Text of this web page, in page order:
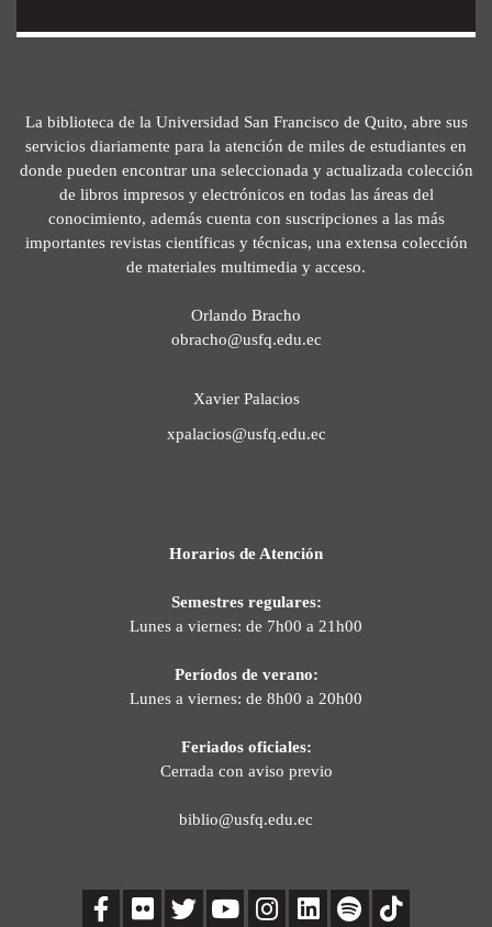
La biblioteca de la Universidad San Francisco de Quito, abre sus
servicios diariamente para la atención de miles de estudiantes en
donde pueden encontrar una seleccionada y actualizada colección
de libros impresos y electrónicos en todas las áreas del
conocimiento, además cuenta con suscripciones a las más
importantes revistas científicas y técnicas, una extensa colección
de materiales multimedia y acceso.
Orlando Bracho
obracho@usfq.edu.ec
Xavier Palacios
xpalacios@usfq.edu.ec
Horarios de Atención
Semestres regulares:
Lunes a viernes: de 7h00 a 21h00
Períodos de verano:
Lunes a viernes: de 8h00 a 20h00
Feriados oficiales:
Cerrada con aviso previo
biblio@usfq.edu.ec